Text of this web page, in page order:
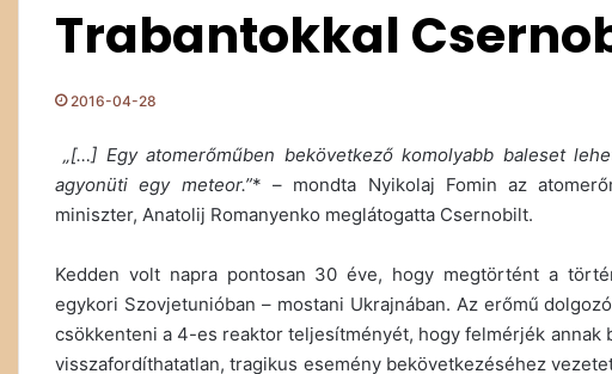
Trabantokkal
2016-04-28
„[…] Egy atomerőműben bekövetkező komolyabb baleset
agyonüti egy meteor.”* – mondta Nyikolaj Fomin az
miniszter, Anatolij Romanyenko meglátogatta Csernobilt.
Kedden volt napra pontosan 30 éve, hogy megtörtént a
egykori Szovjetunióban – mostani Ukrajnában. Az erőmű
csökkenteni a 4-es reaktor teljesítményét, hogy felmérjék annak
visszafordíthatatlan, tragikus esemény bekövetkezéséhez